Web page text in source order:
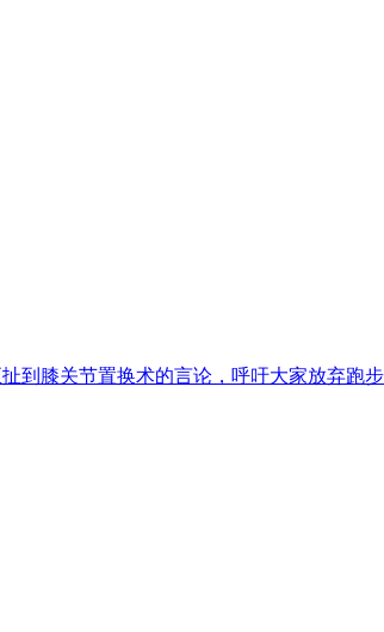
到膝关节置换术的言论，呼吁大家放弃跑